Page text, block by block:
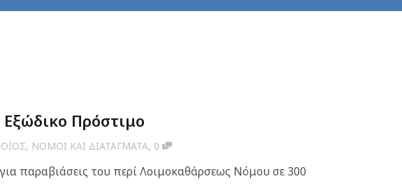
Πρόστιμο
, ΝΟΜΟΙ ΚΑΙ ΔΙΑΤΑΓΜΑΤΑ, 0
παραβιάσεις του περί Λοιμοκαθάρσεως Νόμου σε 300